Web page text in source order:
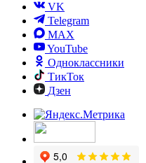
VK
Telegram
MAX
YouTube
Одноклассники
ТикТок
Дзен